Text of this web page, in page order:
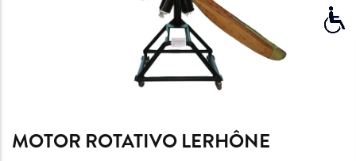
MOTOR ROTATIVO LERHÔNE